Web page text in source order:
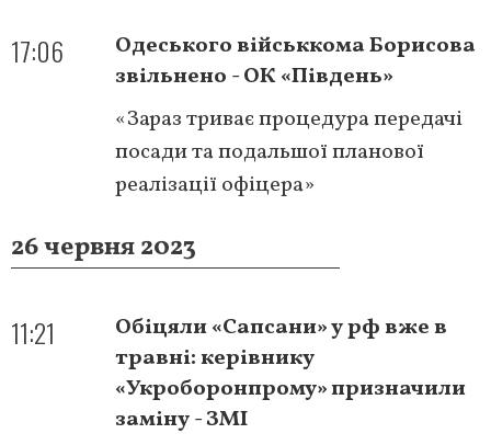
17:06
Одеського військкома Борисова
звільнено - ОК «Південь»
«Зараз триває процедура передачі
посади та подальшої планової
реалізації офіцера»
26 червня 2023
11:21
Обіцяли «Сапсани» у рф вже в
травні: керівнику
«Укроборонпрому» призначили
заміну - ЗМІ